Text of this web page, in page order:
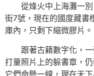
從烽火中上海灘一
街7號，現在的國度藏書
庫內，只剩下縮微膠片。
跟著古籍數字化，
打量照片上的躲書章，
它們命懸一線，現在天